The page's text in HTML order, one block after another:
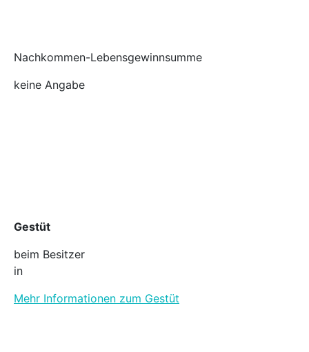
Nachkommen-Lebensgewinnsumme
keine Angabe
Gestüt
beim Besitzer
in
Mehr Informationen zum Gestüt